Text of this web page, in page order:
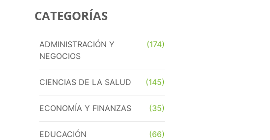
CATEGORÍAS
ADMINISTRACIÓN Y
NEGOCIOS
(174)
CIENCIAS DE LA SALUD (145)
ECONOMÍA Y FINANZAS (35)
EDUCACIÓN (66)